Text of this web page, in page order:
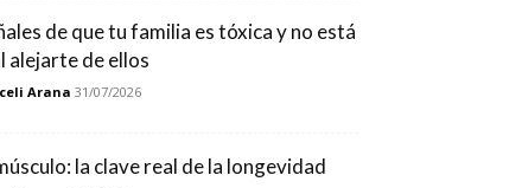
de que tu familia es tóxica y no está
alejarte de ellos
Arana 31/07/2026
la clave real de la longevidad